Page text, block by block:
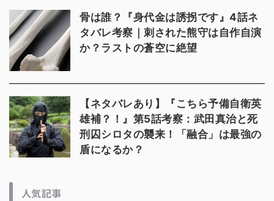
骨は誰？『身代金は誘拐です』4話ネ
タバレ考察｜刺された熊守は自作自演
か？ラストの蒼空に絶望
【ネタバレあり】『こちら予備自衛英
雄補？！』第5話考察：武田真治と死
刑囚シロタの襲来！「融合」は最強の
盾になるか？
人気記事